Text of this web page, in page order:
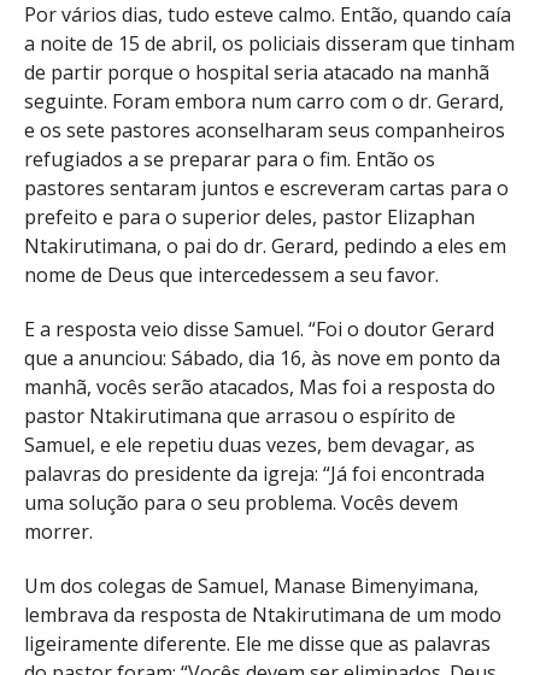
Por vários dias, tudo esteve calmo. Então, quando caía
a noite de 15 de abril, os policiais disseram que tinham
de partir porque o hospital seria atacado na manhã
seguinte. Foram embora num carro com o dr. Gerard,
e os sete pastores aconselharam seus companheiros
refugiados a se preparar para o fim. Então os
pastores sentaram juntos e escreveram cartas para o
prefeito e para o superior deles, pastor Elizaphan
Ntakirutimana, o pai do dr. Gerard, pedindo a eles em
nome de Deus que intercedessem a seu favor.
E a resposta veio disse Samuel. “Foi o doutor Gerard
que a anunciou: Sábado, dia 16, às nove em ponto da
manhã, vocês serão atacados, Mas foi a resposta do
pastor Ntakirutimana que arrasou o espírito de
Samuel, e ele repetiu duas vezes, bem devagar, as
palavras do presidente da igreja: “Já foi encontrada
uma solução para o seu problema. Vocês devem
morrer.
Um dos colegas de Samuel, Manase Bimenyimana,
lembrava da resposta de Ntakirutimana de um modo
ligeiramente diferente. Ele me disse que as palavras